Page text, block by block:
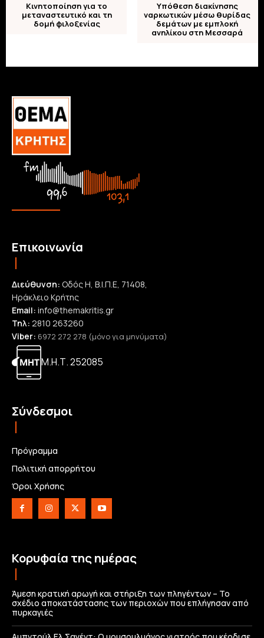
Κινητοποίηση για το
μεταναστευτικό και τη
δομή φιλοξενίας
Υπόθεση διακίνησης
ναρκωτικών μέσω θυρίδας
δεμάτων με εμπλοκή
ανηλίκου στη Μεσσαρά
Επικοινωνία
Διεύθυνση: Οδός Η, Β.Ι.Π.Ε, 71408,
Ηράκλειο Κρήτης
Email: info@themakritis.gr
Τηλ: 2810 263260
Viber: 6972 272 278 (μόνο για μηνύματα)
Μ.Η.Τ. 252085
Σύνδεσμοι
Πρόγραμμα
Πολιτική απορρήτου
Όροι Χρήσης
Κορυφαία της ημέρας
Άμεση κρατική αρωγή και στήριξη των πληγέντων – Το
σχέδιο αποκατάστασης των περιοχών που επλήγησαν από
πυρκαγιές